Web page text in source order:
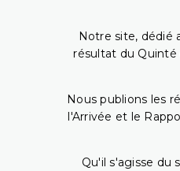
Notre site, dédié
résultat du Quinté
Nous publions les
l'Arrivée et le
Qu'il s'agisse du